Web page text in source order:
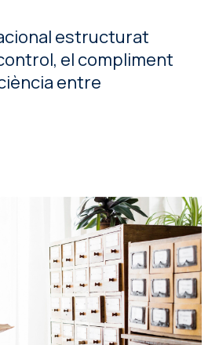
estructurat
el compliment
entre